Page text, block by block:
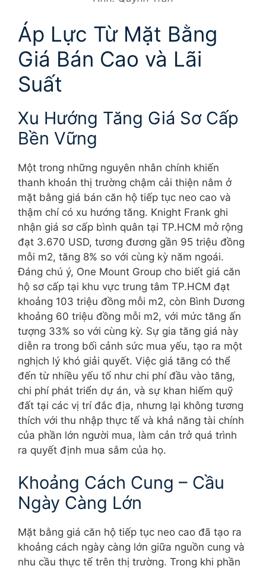
Áp Lực Từ Mặt Bằng
Giá Bán Cao và Lãi
Suất
Xu Hướng Tăng Giá Sơ Cấp
Bền Vững
Một trong những nguyên nhân chính khiến
thanh khoản thị trường chậm cải thiện nằm ở
mặt bằng giá bán căn hộ tiếp tục neo cao và
thậm chí có xu hướng tăng. Knight Frank ghi
nhận giá sơ cấp bình quân tại TP.HCM mở rộng
đạt 3.670 USD, tương đương gần 95 triệu đồng
mỗi m2, tăng 8% so với cùng kỳ năm ngoái.
Đáng chú ý, One Mount Group cho biết giá căn
hộ sơ cấp tại khu vực trung tâm TP.HCM đạt
khoảng 103 triệu đồng mỗi m2, còn Bình Dương
khoảng 60 triệu đồng mỗi m2, với mức tăng ấn
tượng 33% so với cùng kỳ. Sự gia tăng giá này
diễn ra trong bối cảnh sức mua yếu, tạo ra một
nghịch lý khó giải quyết. Việc giá tăng có thể
đến từ nhiều yếu tố như chi phí đầu vào tăng,
chi phí phát triển dự án, và sự khan hiếm quỹ
đất tại các vị trí đắc địa, nhưng lại không tương
thích với thu nhập thực tế và khả năng tài chính
của phần lớn người mua, làm cản trở quá trình
ra quyết định mua sắm của họ.
Khoảng Cách Cung – Cầu
Ngày Càng Lớn
Mặt bằng giá căn hộ tiếp tục neo cao đã tạo ra
khoảng cách ngày càng lớn giữa nguồn cung và
nhu cầu thực tế trên thị trường. Trong khi phần